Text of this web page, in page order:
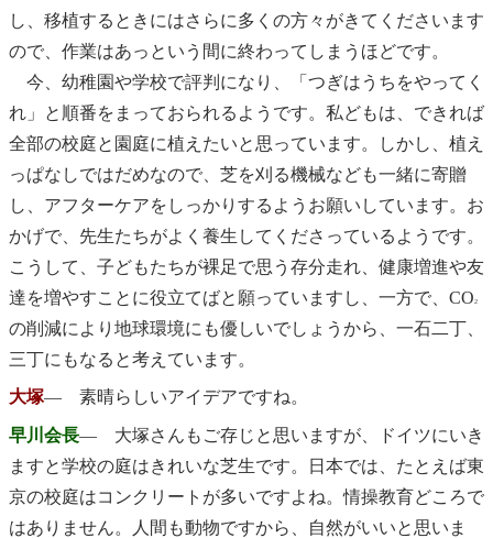
し、移植するときにはさらに多くの方々がきてくださいます
ので、作業はあっという間に終わってしまうほどです。
今、幼稚園や学校で評判になり、「つぎはうちをやってく
れ」と順番をまっておられるようです。私どもは、できれば
全部の校庭と園庭に植えたいと思っています。しかし、植え
っぱなしではだめなので、芝を刈る機械なども一緒に寄贈
し、アフターケアをしっかりするようお願いしています。お
かげで、先生たちがよく養生してくださっているようです。
こうして、子どもたちが裸足で思う存分走れ、健康増進や友
達を増やすことに役立てばと願っていますし、一方で、CO2
の削減により地球環境にも優しいでしょうから、一石二丁、
三丁にもなると考えています。
大塚― 素晴らしいアイデアですね。
早川会長― 大塚さんもご存じと思いますが、ドイツにいき
ますと学校の庭はきれいな芝生です。日本では、たとえば東
京の校庭はコンクリートが多いですよね。情操教育どころで
はありません。人間も動物ですから、自然がいいと思いま